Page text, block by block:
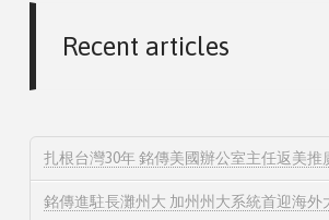
Recent articles
扎根台灣30年 銘傳美國辦公室主任返美推
銘傳進駐長灘州大 加州州大系統首迎海外